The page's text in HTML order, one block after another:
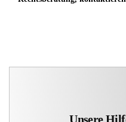
Unsere